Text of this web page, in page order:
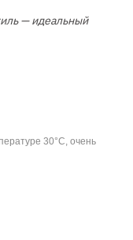
— идеальный
30°C, очень